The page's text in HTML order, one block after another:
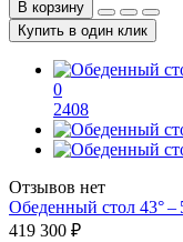
В корзину
Купить в один клик
0
2408
Отзывов нет
Обеденный стол 43°
419 300 ₽